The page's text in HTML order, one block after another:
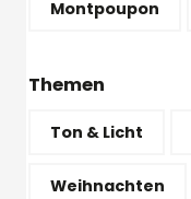
Montpoupon
Themen
Ton & Licht
Weihnachten